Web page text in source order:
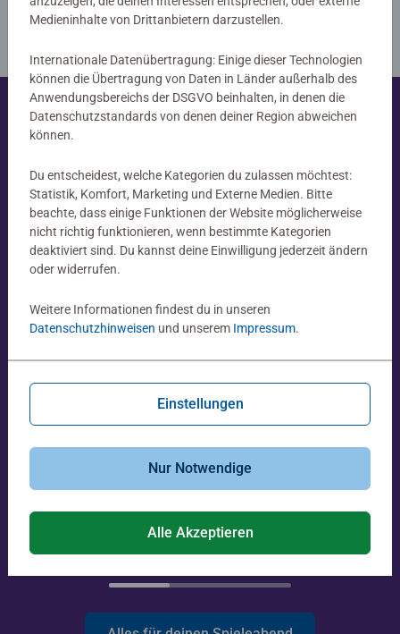
um zu spielen:
Spieleabend
Spielt zusammen!
Gemacht für gemeinsame Momente.
Schurken, Strategie und gelegentlich auch ein Drache.
Horrified, Villainous, Disney Labyrinth: Genau das
Richtige für einen echten Spieleabend, für Erwachsene,
DRAGONS
44,99 €
The Druids of Edora
Spiele für Erwachsene
59,99 €
Medieninhalte von Drittanbietern darzustellen.
Internationale Datenübertragung: Einige dieser Technologien
können die Übertragung von Daten in Länder außerhalb des
Anwendungsbereichs der DSGVO beinhalten, in denen die
Datenschutzstandards von denen deiner Region abweichen
können.
Du entscheidest, welche Kategorien du zulassen möchtest:
Statistik, Komfort, Marketing und Externe Medien. Bitte
beachte, dass einige Funktionen der Website möglicherweise
nicht richtig funktionieren, wenn bestimmte Kategorien
deaktiviert sind. Du kannst deine Einwilligung jederzeit ändern
oder widerrufen.
Weitere Informationen findest du in unseren
Datenschutzhinweisen und unserem Impressum.
Einstellungen
Nur Notwendige
Alle Akzeptieren